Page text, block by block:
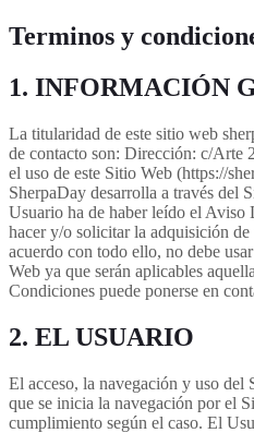
Terminos y
1. INFORMACIÓN
La titularidad de este sitio web
de contacto son: Dirección: c/Arte
el uso de este Sitio Web (https://
SherpaDay desarrolla a través del
Usuario ha de haber leído el
hacer y/o solicitar la adquisición
acuerdo con todo ello, no debe
Web ya que serán aplicables
Condiciones puede ponerse en
2. EL USUARIO
El acceso, la navegación y uso
que se inicia la navegación por el
cumplimiento según el caso. El